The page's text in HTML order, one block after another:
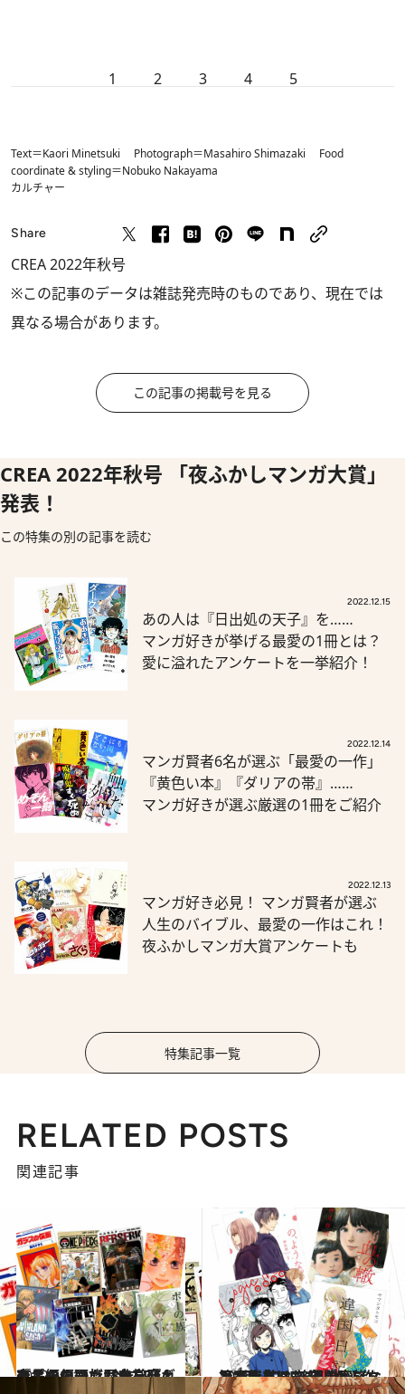
1 2 3 4 5
Text＝Kaori Minetsuki Photograph＝Masahiro Shimazaki Food
coordinate & styling＝Nobuko Nakayama
カルチャー
Share
CREA 2022年秋号
※この記事のデータは雑誌発売時のものであり、現在では
異なる場合があります。
この記事の掲載号を見る
CREA 2022年秋号 「夜ふかしマンガ大賞」
発表！
この特集の別の記事を読む
2022.12.15
あの人は『日出処の天子』を……
マンガ好きが挙げる最愛の1冊とは？
愛に溢れたアンケートを一挙紹介！
2022.12.14
マンガ賢者6名が選ぶ「最愛の一作」
『黄色い本』『ダリアの帯』……
マンガ好きが選ぶ厳選の1冊をご紹介
2022.12.13
マンガ好き必見！ マンガ賢者が選ぶ
人生のバイブル、最愛の一作はこれ！
夜ふかしマンガ大賞アンケートも
特集記事一覧
RELATED POSTS
関連記事
2022.10.19
『ポーの一族』から『ガラスの仮面』歴史を変えた長編マンガ13作CREA夜ふかしマンガ大賞発表！
カルチャー 2022.10.18
第1回「CREA夜ふかしマンガ大賞」 普通の家族なんてどこにもないから 〈家族とは？ 部門〉6作品
カルチャー